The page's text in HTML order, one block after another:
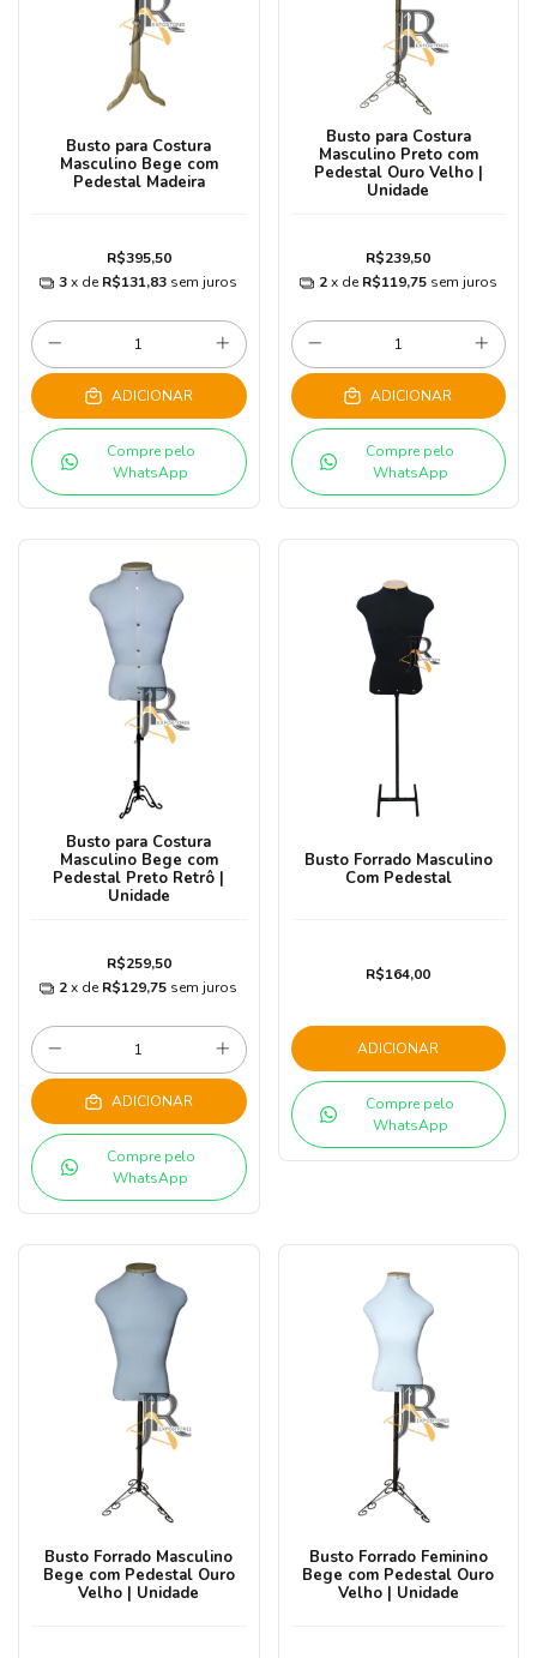
Busto para Costura
Masculino Bege com
Pedestal Madeira
R$395,50
3 x de R$131,83 sem juros
ADICIONAR
Compre pelo
WhatsApp
Busto para Costura
Masculino Preto com
Pedestal Ouro Velho |
Unidade
R$239,50
2 x de R$119,75 sem juros
ADICIONAR
Compre pelo
WhatsApp
Busto para Costura
Masculino Bege com
Pedestal Preto Retrô |
Unidade
R$259,50
2 x de R$129,75 sem juros
ADICIONAR
Compre pelo
WhatsApp
Busto Forrado Masculino
Com Pedestal
R$164,00
ADICIONAR
Compre pelo
WhatsApp
Busto Forrado Masculino
Bege com Pedestal Ouro
Velho | Unidade
Busto Forrado Feminino
Bege com Pedestal Ouro
Velho | Unidade